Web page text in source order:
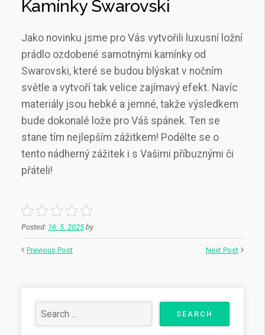
Kamínky Swarovski
Jako novinku jsme pro Vás vytvořili luxusní ložní
prádlo ozdobené samotnými kamínky od
Swarovski, které se budou blýskat v nočním
světle a vytvoří tak velice zajímavý efekt. Navíc
materiály jsou hebké a jemné, takže výsledkem
bude dokonalé lože pro Váš spánek. Ten se
stane tím nejlepším zážitkem! Podělte se o
tento nádherný zážitek i s Vašimi příbuznými či
přáteli!
Posted: 16. 5. 2025 by
Previous Post Next Post